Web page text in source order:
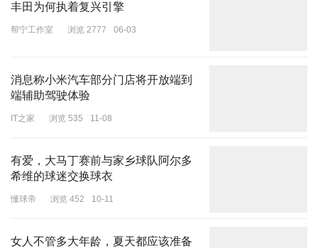
丰田为何执着复兴引擎
帮宁工作室 浏览 2777 06-03
消息称小米汽车部分门店将开放端到
端辅助驾驶体验
IT之家 浏览 535 11-08
有爱，大马丁赛前与家乡球队阿尔多
希维的球迷交换球衣
懂球帝 浏览 452 10-11
女人不管多大年龄，夏天都应该准备